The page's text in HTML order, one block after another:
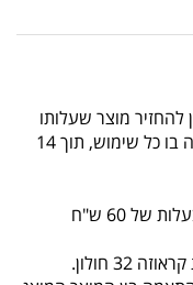
להחזיר מוצר שעלותו
מעל 50 ש"ח, באריזתו המקורית ולא נעשה בו כל שימוש, תוך 14
ניתן להחזיר את המוצר באמצעות שליח בעלות של 60 ש"ח
חולון.